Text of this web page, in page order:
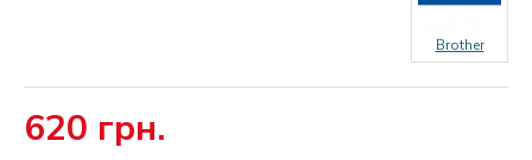
620 грн.
Brother